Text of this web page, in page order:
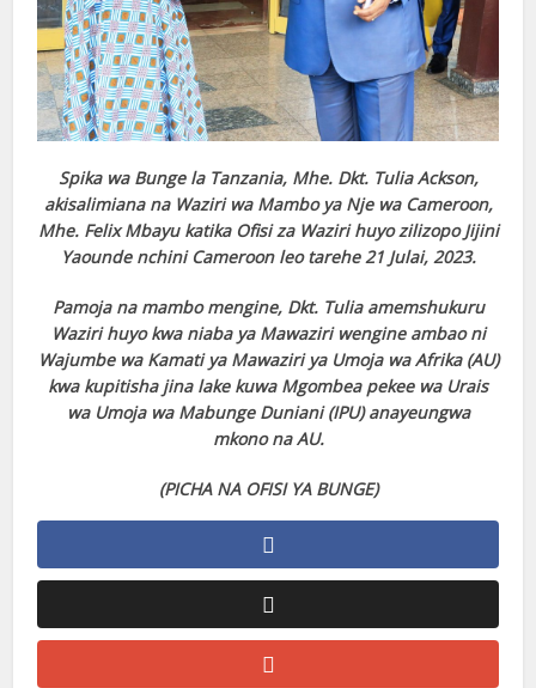
Spika wa Bunge la Tanzania, Mhe. Dkt. Tulia Ackson,
akisalimiana na Waziri wa Mambo ya Nje wa Cameroon,
Mhe. Felix Mbayu katika Ofisi za Waziri huyo zilizopo Jijini
Yaounde nchini Cameroon leo tarehe 21 Julai, 2023.
Pamoja na mambo mengine, Dkt. Tulia amemshukuru
Waziri huyo kwa niaba ya Mawaziri wengine ambao ni
Wajumbe wa Kamati ya Mawaziri ya Umoja wa Afrika (AU)
kwa kupitisha jina lake kuwa Mgombea pekee wa Urais
wa Umoja wa Mabunge Duniani (IPU) anayeungwa
mkono na AU.
(PICHA NA OFISI YA BUNGE)